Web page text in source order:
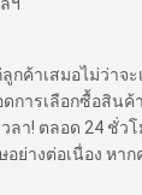
ค้าเสมอไม่ว่าจ
ารเลือกซื้อสิน
า! ตลอด 24 ชั่ว
างต่อเนื่อง หา